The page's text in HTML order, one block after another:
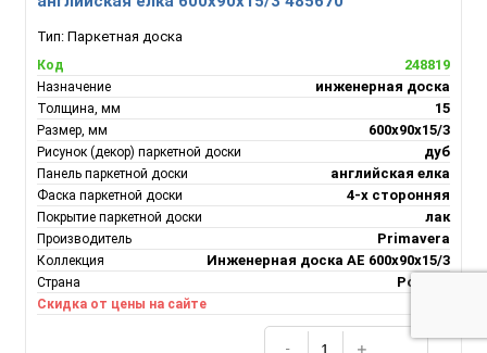
Тип: Паркетная доска
Код 248819
Назначение инженерная доска
Толщина, мм 15
Размер, мм 600х90х15/3
Рисунок (декор) паркетной доски дуб
Панель паркетной доски английская елка
Фаска паркетной доски 4-х сторонняя
Покрытие паркетной доски лак
Производитель Primavera
Коллекция Инженерная доска АЕ 600х90х15/3
Страна Россия
Скидка от цены на сайте